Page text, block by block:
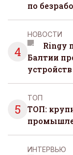
по
4
НОВОСТИ
Ringy
Балтии
устройств
5
ТОП
ТОП:
ИНТЕРВЬЮ